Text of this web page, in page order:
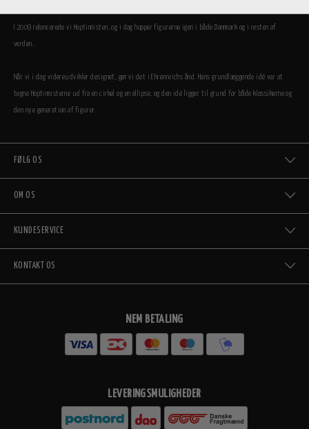
I 2009 relancerede vi Hoptimisten, og i dag hopper figurerne igen i både Danmark og i resten af
verden.
Når vi i dag videreudvikler designet, gør vi det i Ehrenreichs ånd. Hans grundlæggende idé var at
tegne Hoptimisterne ud fra en cirkel og en ellipse, og den idé ligger til grund for både klassikerne og
den nye generation af figurer.
FØLG OS
OM OS
KUNDESERVICE
KONTAKT OS
NEM BETALING
LEVERINGSMULIGHEDER